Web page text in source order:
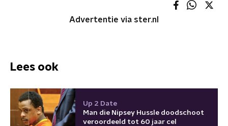
Advertentie via ster.nl
Lees ook
Up 2 Date
Man die Nipsey Hussle doodschoot
veroordeeld tot 60 jaar cel